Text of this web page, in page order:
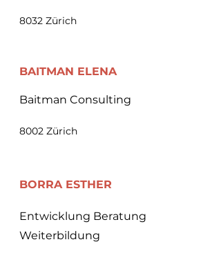
8032 Zürich
BAITMAN ELENA
Baitman Consulting
8002 Zürich
BORRA ESTHER
Entwicklung Beratung
Weiterbildung